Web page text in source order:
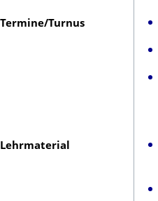
Termine/Turnus
Lehrmaterial